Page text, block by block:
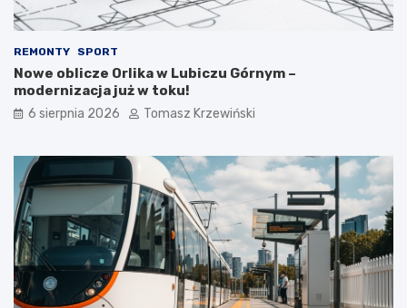
REMONTY SPORT
Nowe oblicze Orlika w Lubiczu Górnym –
modernizacja już w toku!
6 sierpnia 2026 Tomasz Krzewiński